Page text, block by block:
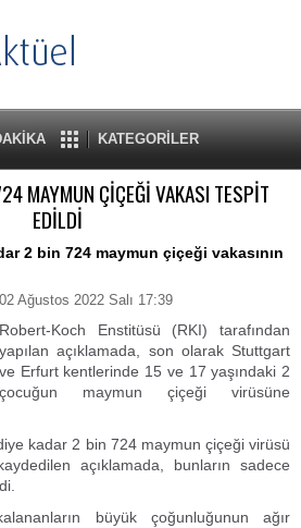
KATEGORİLER
MAYMUN ÇİÇEĞİ VAKASI TESPİT
EDİLDİ
2 bin 724 maymun çiçeği vakasının
02 Ağustos 2022 Salı 17:39
Robert-Koch Enstitüsü (RKI) tarafından
yapılan açıklamada, son olarak Stuttgart
ve Erfurt kentlerinde 15 ve 17 yaşındaki 2
çocuğun maymun çiçeği virüsüne
kadar 2 bin 724 maymun çiçeği virüsü
açıklamada, bunların sadece
büyük çoğunluğunun ağır